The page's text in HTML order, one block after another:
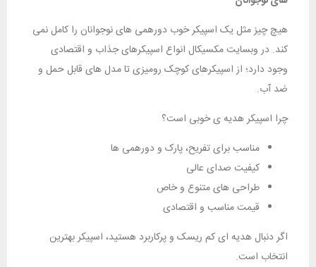
هیچ چیز مثل یک اسپیکر خوب دورهمی‌ های نوجوانان را کامل نمی‌
کند. در وبسایت مکسیکال انواع اسپیکرهای جذاب و اقتصادی
وجود دارد؛ از اسپیکرهای کوچک رومیزی تا مدل‌ های قابل حمل و
ضد آب.
چرا اسپیکر هدیه‌ ی خوبی است؟
مناسب برای تفریح، پارک و دورهمی‌ ها
کیفیت صدای عالی
طراحی‌ های متنوع و خاص
قیمت مناسب و اقتصادی
اگر دنبال هدیه‌ ای کم ریسک و پرکاربرد هستید، اسپیکر بهترین
انتخاب است.